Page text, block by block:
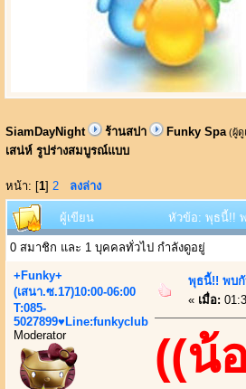
SiamDayNight ร้านสปา Funky Spa (ผู้ดู
เสน่ห์ รูปร่างสมบูรณ์แบบ
หน้า: [1] 2 ลงล่าง
ผู้เขียน หัวข้อ: พุธนี้!!
0 สมาชิก และ 1 บุคคลทั่วไป กำลังดูอยู่
+Funky+
(เสนา.ซ.17)10:00-06:00
T:085-
5027899♥Line:funkyclub
Moderator
พุธนี้!! พบกั
« เมื่อ:
((น้